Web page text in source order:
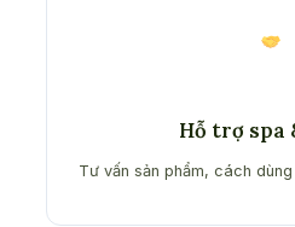
Hỗ trợ spa
Tư vấn sản phẩm, cách